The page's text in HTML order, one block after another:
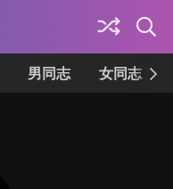
男同志 女同志